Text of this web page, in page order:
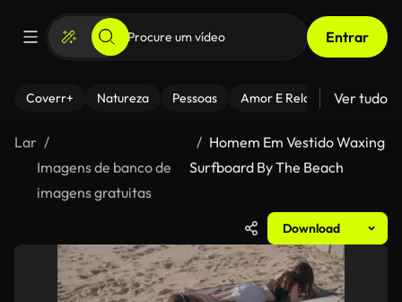
Entrar
Coverr+ Natureza Pessoas Amor E Relacionamentos
Ver tudo
Lar
Imagens de banco de
imagens gratuitas
Homem Em Vestido Waxing
Surfboard By The Beach
Download